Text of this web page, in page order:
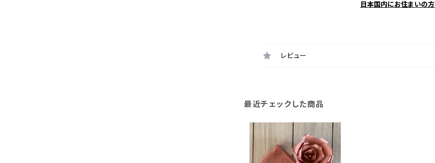
日本国内にお住まいの
レビュー
最近チェックした商品